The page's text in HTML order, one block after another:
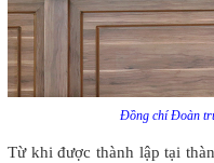
Đồng chí Đoàn
Từ khi được thành lập tại